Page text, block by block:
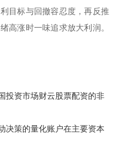
目标与回撤容忍度，再反推
高涨时一味追求放大利润。
投资市场财云股票配资的非
决策的量化账户在主要资本